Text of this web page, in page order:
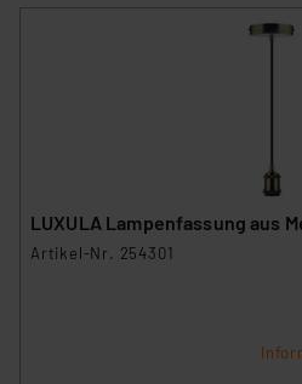
LUXULA Lampenfassung aus
Artikel-Nr. 254301